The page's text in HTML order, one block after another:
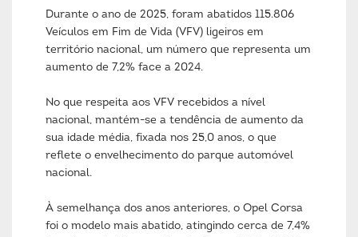
Durante o ano de 2025, foram abatidos 115.806
Veículos em Fim de Vida (VFV) ligeiros em
território nacional, um número que representa um
aumento de 7,2% face a 2024.
No que respeita aos VFV recebidos a nível
nacional, mantém-se a tendência de aumento da
sua idade média, fixada nos 25,0 anos, o que
reflete o envelhecimento do parque automóvel
nacional.
À semelhança dos anos anteriores, o Opel Corsa
foi o modelo mais abatido, atingindo cerca de 7,4%